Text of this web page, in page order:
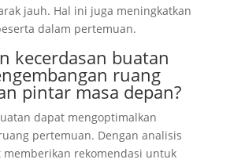
jauh. Hal ini juga meningkatkan
dalam pertemuan.
kecerdasan buatan
ruang
pintar masa depan?
dapat mengoptimalkan
pertemuan. Dengan analisis
memberikan rekomendasi untuk